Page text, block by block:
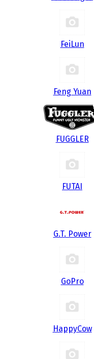
FeiLun
Feng Yuan
FUGGLER
FUTAI
G.T. Power
GoPro
HappyCow